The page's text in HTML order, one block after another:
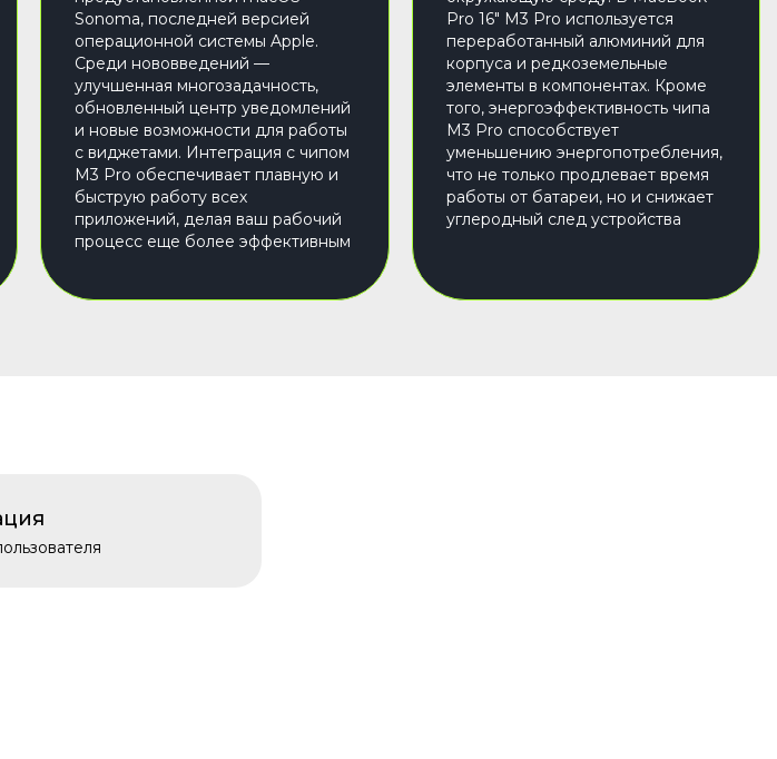
Sonoma, последней версией
операционной системы Apple.
Среди нововведений —
улучшенная многозадачность,
обновленный центр уведомлений
и новые возможности для работы
с виджетами. Интеграция с чипом
M3 Pro обеспечивает плавную и
быструю работу всех
приложений, делая ваш рабочий
процесс еще более эффективным
Pro 16" M3 Pro используется
переработанный алюминий для
корпуса и редкоземельные
элементы в компонентах. Кроме
того, энергоэффективность чипа
M3 Pro способствует
уменьшению энергопотребления,
что не только продлевает время
работы от батареи, но и снижает
углеродный след устройства